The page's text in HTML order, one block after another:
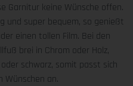
Garnitur keine Wünsche offen.
und super bequem, so genießt
einen tollen Film. Bei den
brei in Chrom oder Holz,
schwarz, somit passt sich
Wünschen an.